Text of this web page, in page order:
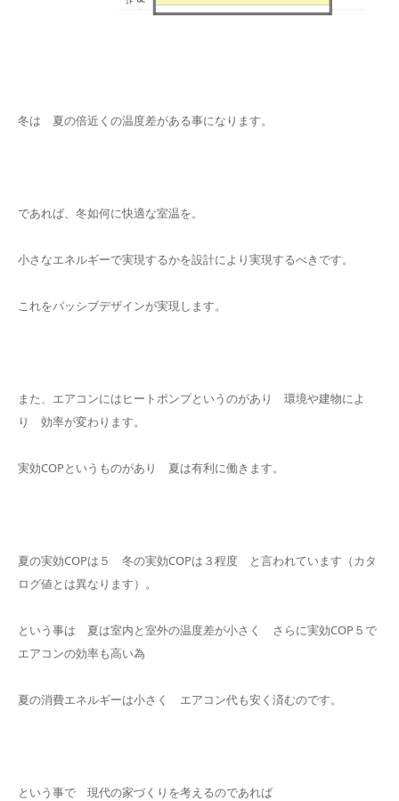
冬は 夏の倍近くの温度差がある事になります。
であれば、冬如何に快適な室温を。
小さなエネルギーで実現するかを設計により実現するべきです。
これをパッシブデザインが実現します。
また、エアコンにはヒートポンプというのがあり 環境や建物によ
り 効率が変わります。
実効COPというものがあり 夏は有利に働きます。
夏の実効COPは５ 冬の実効COPは３程度 と言われています（カタ
ログ値とは異なります）。
という事は 夏は室内と室外の温度差が小さく さらに実効COP５で
エアコンの効率も高い為
夏の消費エネルギーは小さく エアコン代も安く済むのです。
という事で 現代の家づくりを考えるのであれば